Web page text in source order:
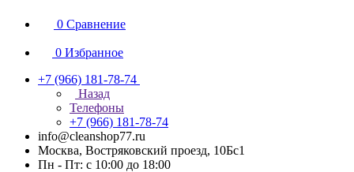
0 Сравнение
0 Избранное
+7 (966) 181-78-74
Назад
Телефоны
+7 (966) 181-78-74
info@cleanshop77.ru
Москва, Востряковский проезд, 10Бс1
Пн - Пт: с 10:00 до 18:00